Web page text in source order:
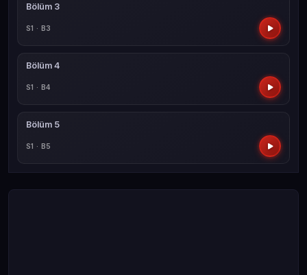
Bölüm 3
S1 · B3
Bölüm 4
S1 · B4
Bölüm 5
S1 · B5